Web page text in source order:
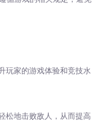
玩家的游戏体验和竞技水
松地击败敌人，从而提高